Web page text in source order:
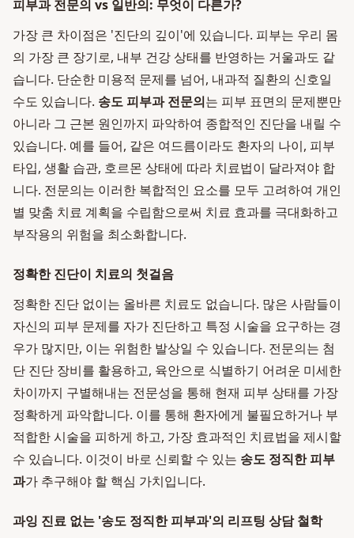
피부과 전문의 vs 일반의: 무엇이 다른가?
가장 큰 차이점은 '진단의 깊이'에 있습니다. 피부는 우리 몸
의 가장 큰 장기로, 내부 건강 상태를 반영하는 거울과도 같
습니다. 단순한 미용적 문제를 넘어, 내과적 질환의 신호일
수도 있습니다. 송도 피부과 전문의는 피부 표면의 문제뿐만
아니라 그 근본 원인까지 파악하여 종합적인 진단을 내릴 수
있습니다. 예를 들어, 같은 여드름이라도 환자의 나이, 피부
타입, 생활 습관, 호르몬 상태에 따라 치료법이 달라져야 합
니다. 전문의는 이러한 복합적인 요소를 모두 고려하여 개인
별 맞춤 치료 계획을 수립함으로써 치료 효과를 극대화하고
부작용의 위험을 최소화합니다.
정확한 진단이 치료의 첫걸음
정확한 진단 없이는 올바른 치료도 없습니다. 많은 사람들이
자신의 피부 문제를 자가 진단하고 특정 시술을 요구하는 경
우가 많지만, 이는 위험한 발상일 수 있습니다. 전문의는 첨
단 진단 장비를 활용하고, 육안으로 식별하기 어려운 미세한
차이까지 구별해내는 전문성을 통해 현재 피부 상태를 가장
정확하게 파악합니다. 이를 통해 환자에게 불필요하거나 부
적합한 시술을 피하게 하고, 가장 효과적인 치료법을 제시할
수 있습니다. 이것이 바로 신뢰할 수 있는 송도 정직한 피부
과가 추구해야 할 핵심 가치입니다.
과잉 진료 없는 '송도 정직한 피부과'의 리프팅 상담 철학